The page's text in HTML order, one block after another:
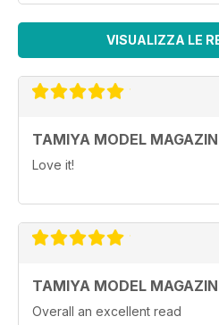
VISUALIZZA LE
TAMIYA MODEL
Love it!
TAMIYA MODEL
Overall an excellent read